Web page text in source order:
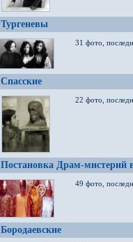
Тургеневы
31 фото,
Спасские
22 фото,
Постановка Драм-мистерий
49 фото,
Бородаевские